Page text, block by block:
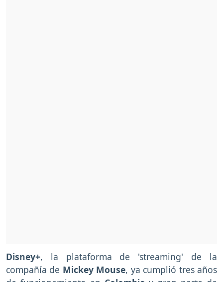
Disney+, la plataforma de 'streaming' de la
compañía de Mickey Mouse, ya cumplió tres años